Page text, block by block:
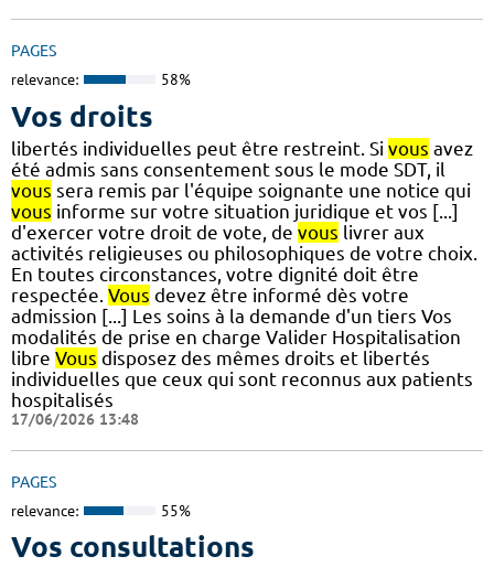
PAGES
relevance: 58%
Vos droits
libertés individuelles peut être restreint. Si vous avez
été admis sans consentement sous le mode SDT, il
vous sera remis par l'équipe soignante une notice qui
vous informe sur votre situation juridique et vos [...]
d'exercer votre droit de vote, de vous livrer aux
activités religieuses ou philosophiques de votre choix.
En toutes circonstances, votre dignité doit être
respectée. Vous devez être informé dès votre
admission [...] Les soins à la demande d'un tiers Vos
modalités de prise en charge Valider Hospitalisation
libre Vous disposez des mêmes droits et libertés
individuelles que ceux qui sont reconnus aux patients
hospitalisés
17/06/2026 13:48
PAGES
relevance: 55%
Vos consultations